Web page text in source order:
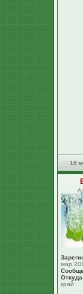
18
мар
край